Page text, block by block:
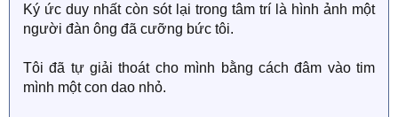
Ký ức duy nhất còn sót lại trong tâm trí là hình ảnh một
người đàn ông đã cưỡng bức tôi.
Tôi đã tự giải thoát cho mình bằng cách đâm vào tim
mình một con dao nhỏ.